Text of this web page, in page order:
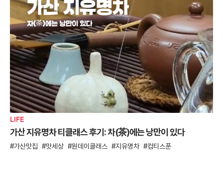
LIFE
가산 지유명차 티클래스 후기: 차(茶)에는 낭만이 있다
가산맛집 맛세상 원데이클래스 지유명차 컴티스푼